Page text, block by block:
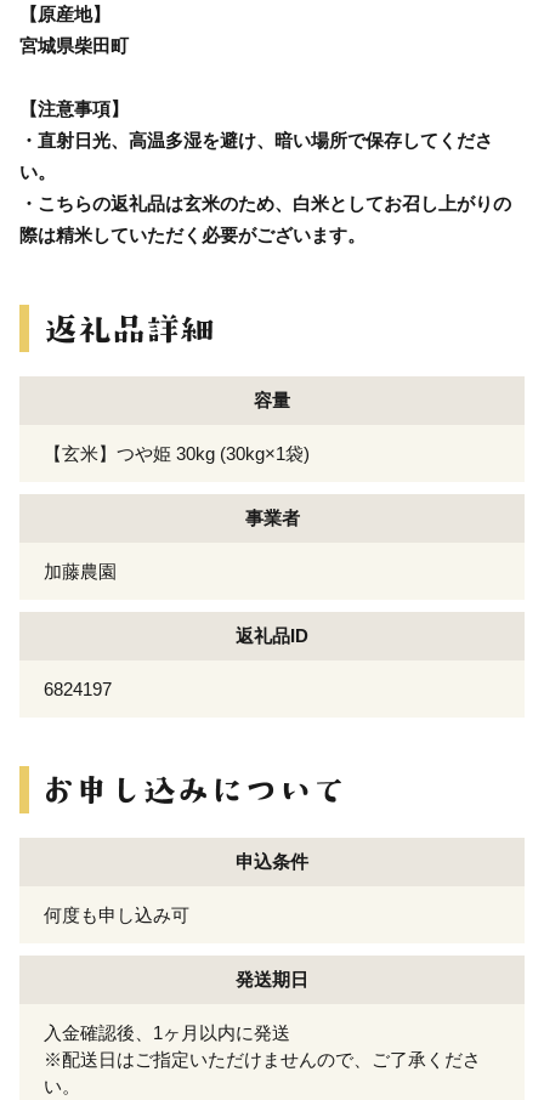
【原産地】
宮城県柴田町
【注意事項】
・直射日光、高温多湿を避け、暗い場所で保存してくださ
い。
・こちらの返礼品は玄米のため、白米としてお召し上がりの
際は精米していただく必要がございます。
容量
【玄米】つや姫 30kg (30kg×1袋)
事業者
加藤農園
返礼品ID
6824197
申込条件
何度も申し込み可
発送期日
入金確認後、1ヶ月以内に発送
※配送日はご指定いただけませんので、ご了承くださ
い。